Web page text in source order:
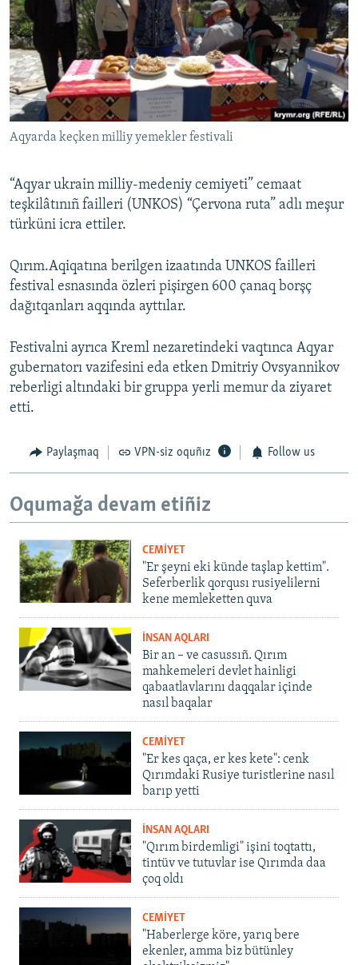
Aqyarda keçken milliy yemekler festivali
“Aqyar ukrain milliy-medeniy cemiyeti” cemaat
teşkilâtınıñ failleri (UNKOS) “Çervona ruta” adlı meşur
türküni icra ettiler.
Qırım.Aqiqatına berilgen izaatında UNKOS failleri
festival esnasında özleri pişirgen 600 çanaq borşç
dağıtqanları aqqında ayttılar.
Festivalni ayrıca Kreml nezaretindeki vaqtınca Aqyar
gubernatorı vazifesini eda etken Dmitriy Ovsyannikov
reberligi altındaki bir gruppa yerli memur da ziyaret
etti.
Paylaşmaq VPN-siz oquñız Follow us
Oqumağa devam etiñiz
CEMİYET
"Er şeyni eki künde taşlap kettim".
Seferberlik qorqusı rusiyelilerni
kene memleketten quva
İNSAN AQLARI
Bir an – ve casussıñ. Qırım
mahkemeleri devlet hainligi
qabaatlavlarını daqqalar içinde
nasıl baqalar
CEMİYET
"Er kes qaça, er kes kete": cenk
Qırımdaki Rusiye turistlerine nasıl
barıp yetti
İNSAN AQLARI
"Qırım birdemligi" işini toqtattı,
tintüv ve tutuvlar ise Qırımda daa
çoq oldı
CEMİYET
"Haberlerge köre, yarıq bere
ekenler, amma biz bütünley